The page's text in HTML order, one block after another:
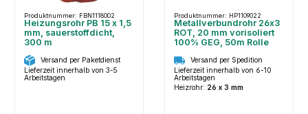
Produktnummer: FBN1118002
Heizungsrohr PB 15 x 1,5
mm, sauerstoffdicht,
300 m
Versand per Paketdienst
Lieferzeit innerhalb von 3-5
Arbeitstagen
Produktnummer: HP1109022
Metallverbundrohr 26x3
ROT, 20 mm vorisoliert
100% GEG, 50m Rolle
Versand per Spedition
Lieferzeit innerhalb von 6-10
Arbeitstagen
Heizrohr: 26 x 3 mm